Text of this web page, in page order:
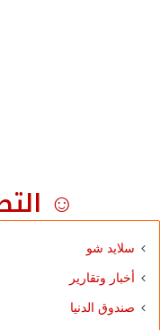
☺
سلايد شو
أخبار وتقارير
صندوق الدنيا